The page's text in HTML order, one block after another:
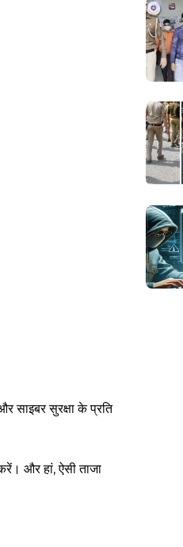
साइबर सुरक्षा के प्रति
और हां, ऐसी ताजा